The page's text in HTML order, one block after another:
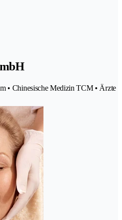
• Chinesische Medizin TCM • Ärzte